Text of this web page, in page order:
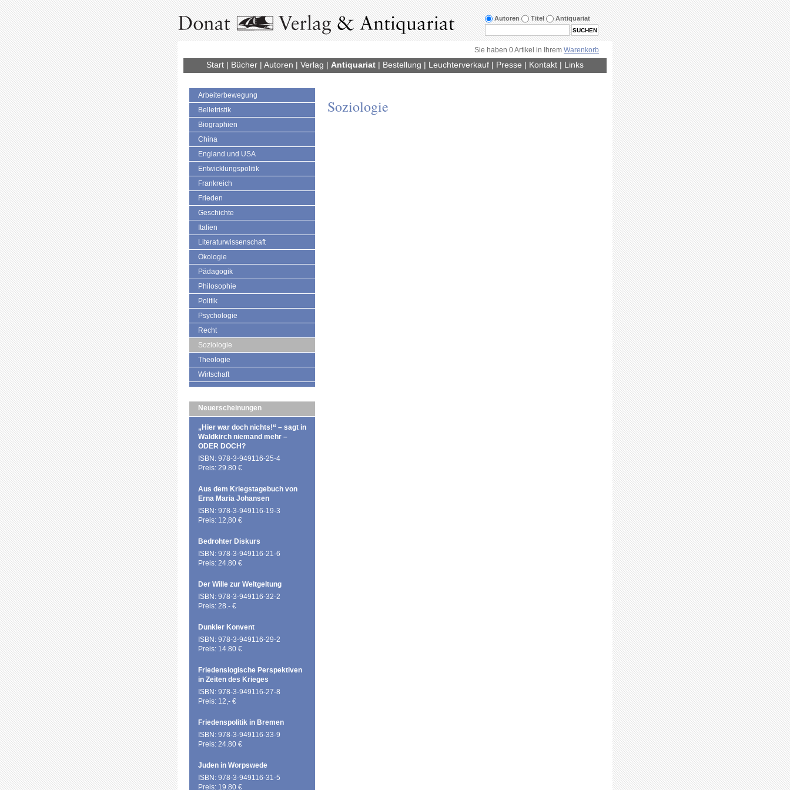
Autoren Titel Antiquariat
Sie haben 0 Artikel in Ihrem Warenkorb
Start | Bücher | Autoren | Verlag | Antiquariat | Bestellung | Leuchterverkauf | Presse | Kontakt | Links
Arbeiterbewegung
Belletristik
Biographien
China
England und USA
Entwicklungspolitik
Frankreich
Frieden
Geschichte
Italien
Literaturwissenschaft
Ökologie
Pädagogik
Philosophie
Politik
Psychologie
Recht
Soziologie
Theologie
Wirtschaft
Neuerscheinungen
„Hier war doch nichts!“ – sagt in
Waldkirch niemand mehr –
ODER DOCH?
ISBN: 978-3-949116-25-4
Preis: 29.80 €
Aus dem Kriegstagebuch von
Erna Maria Johansen
ISBN: 978-3-949116-19-3
Preis: 12,80 €
Bedrohter Diskurs
ISBN: 978-3-949116-21-6
Preis: 24.80 €
Der Wille zur Weltgeltung
ISBN: 978-3-949116-32-2
Preis: 28.- €
Dunkler Konvent
ISBN: 978-3-949116-29-2
Preis: 14.80 €
Friedenslogische Perspektiven
in Zeiten des Krieges
ISBN: 978-3-949116-27-8
Preis: 12,- €
Friedenspolitik in Bremen
ISBN: 978-3-949116-33-9
Preis: 24.80 €
Juden in Worpswede
ISBN: 978-3-949116-31-5
Preis: 19.80 €
Soziologie